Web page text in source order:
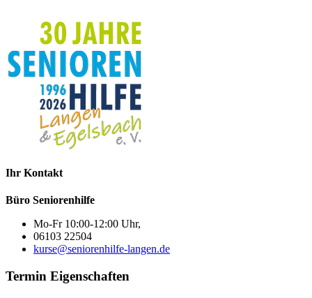
Ihr Kontakt
Büro Seniorenhilfe
Mo-Fr 10:00-12:00 Uhr,
06103 22504
kurse@seniorenhilfe-langen.de
Termin Eigenschaften